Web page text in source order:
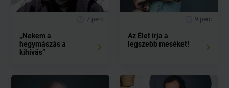
7 perc
„Nekem a
hegymászás a
kihívás”
9 perc
Az Élet írja a
legszebb meséket!